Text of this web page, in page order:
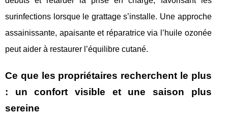
surinfections lorsque le grattage s’installe. Une approche
assainissante, apaisante et réparatrice via l’huile ozonée
peut aider à restaurer l’équilibre cutané.
Ce que les propriétaires recherchent le plus
: un confort visible et une saison plus
sereine